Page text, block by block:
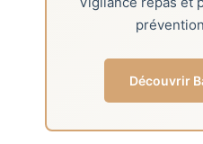
Découvrir